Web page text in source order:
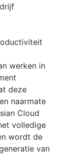
werken in
deze
naarmate
Cloud
volledige
wordt de
van